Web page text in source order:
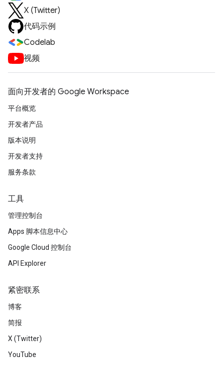
X (Twitter)
代码示例
Codelab
视频
面向开发者的 Google Workspace
平台概览
开发者产品
版本说明
开发者支持
服务条款
工具
管理控制台
Apps 脚本信息中心
Google Cloud 控制台
API Explorer
紧密联系
博客
简报
X (Twitter)
YouTube